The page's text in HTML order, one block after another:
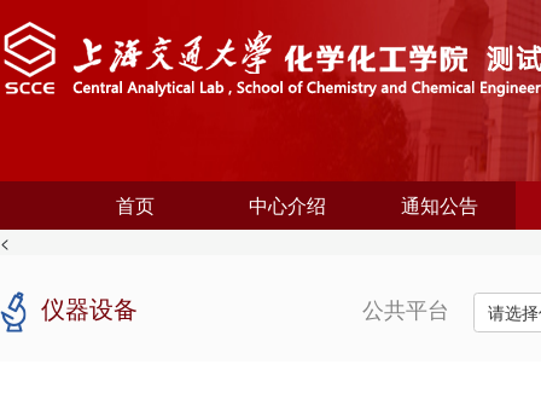
首页 中心介绍 通知公告
<
仪器设备 公共平台 请选